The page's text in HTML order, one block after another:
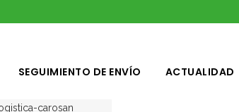
SEGUIMIENTO DE ENVÍO ACTUALIDAD